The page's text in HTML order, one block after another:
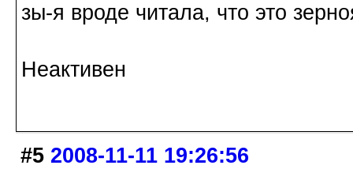
зы-я вроде читала, что это
Неактивен
#5 2008-11-11 19:26:56